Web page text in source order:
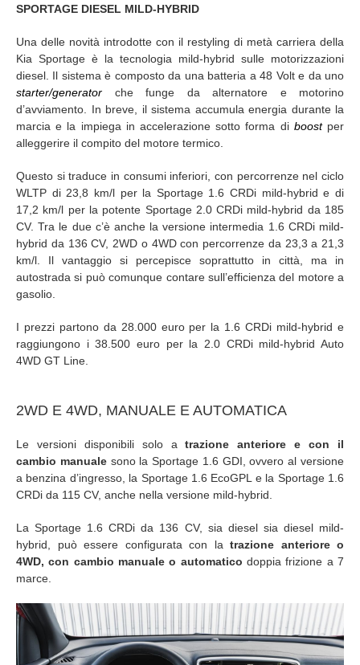
SPORTAGE DIESEL MILD-HYBRID
Una delle novità introdotte con il restyling di metà carriera della
Kia Sportage è la tecnologia mild-hybrid sulle motorizzazioni
diesel. Il sistema è composto da una batteria a 48 Volt e da uno
starter/generator che funge da alternatore e motorino
d’avviamento. In breve, il sistema accumula energia durante la
marcia e la impiega in accelerazione sotto forma di boostper
alleggerire il compito del motore termico.
Questo si traduce in consumi inferiori, con percorrenze nel ciclo
WLTP di 23,8 km/l per la Sportage 1.6 CRDi mild-hybrid e di
17,2 km/l per la potente Sportage 2.0 CRDi mild-hybrid da 185
CV. Tra le due c’è anche la versione intermedia 1.6 CRDi mild-
hybrid da 136 CV, 2WD o 4WD con percorrenze da 23,3 a 21,3
km/l. Il vantaggio si percepisce soprattutto in città, ma in
autostrada si può comunque contare sull’efficienza del motore a
gasolio.
I prezzi partono da 28.000 euro per la 1.6 CRDi mild-hybrid e
raggiungono i 38.500 euro per la 2.0 CRDi mild-hybrid Auto
4WD GT Line.
2WD E 4WD, MANUALE E AUTOMATICA
Le versioni disponibili solo atrazione anteriore e con il
cambio manualesono la Sportage 1.6 GDI, ovvero al versione
a benzina d’ingresso, la Sportage 1.6 EcoGPL e la Sportage 1.6
CRDi da 115 CV, anche nella versione mild-hybrid.
La Sportage 1.6 CRDi da 136 CV, sia diesel sia diesel mild-
hybrid, può essere configurata con la trazione anteriore o
4WD, con cambio manuale o automatico doppia frizione a 7
marce.